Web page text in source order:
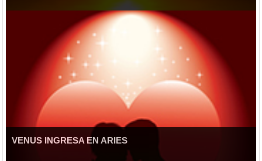
VENUS INGRESA EN ARIES